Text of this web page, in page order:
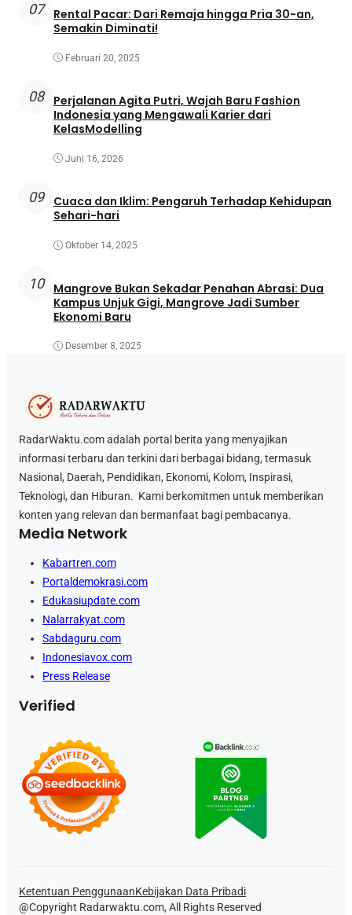
07
Rental Pacar: Dari Remaja hingga Pria 30-an,
Semakin Diminati!
Februari 20, 2025
08
Perjalanan Agita Putri, Wajah Baru Fashion
Indonesia yang Mengawali Karier dari
KelasModelling
Juni 16, 2026
09
Cuaca dan Iklim: Pengaruh Terhadap Kehidupan
Sehari-hari
Oktober 14, 2025
10
Mangrove Bukan Sekadar Penahan Abrasi: Dua
Kampus Unjuk Gigi, Mangrove Jadi Sumber
Ekonomi Baru
Desember 8, 2025
RadarWaktu.com adalah portal berita yang menyajikan
informasi terbaru dan terkini dari berbagai bidang, termasuk
Nasional, Daerah, Pendidikan, Ekonomi, Kolom, Inspirasi,
Teknologi, dan Hiburan. Kami berkomitmen untuk memberikan
konten yang relevan dan bermanfaat bagi pembacanya.
Media Network
Kabartren.com
Portaldemokrasi.com
Edukasiupdate.com
Nalarrakyat.com
Sabdaguru.com
Indonesiavox.com
Press Release
Verified
Ketentuan PenggunaanKebijakan Data Pribadi
@Copyright Radarwaktu.com, All Rights Reserved